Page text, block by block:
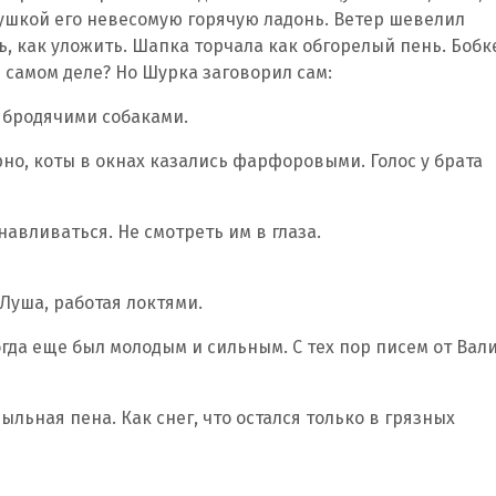
его невесомую горячую ладонь. Ветер шевелил
как уложить. Шапка торчала как обгорелый пень.
самом деле? Но Шурка заговорил сам:
собаками.
коты в окнах казались фарфоровыми. Голос у брата
Не смотреть им в глаза.
работая локтями.
еще был молодым и сильным. С тех пор писем от
пена. Как снег, что остался только в грязных